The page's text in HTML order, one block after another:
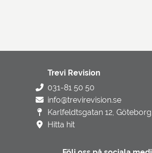
Trevi Revision
031-81 50 50
info@trevirevision.se
Karlfeldtsgatan 12,
Hitta hit